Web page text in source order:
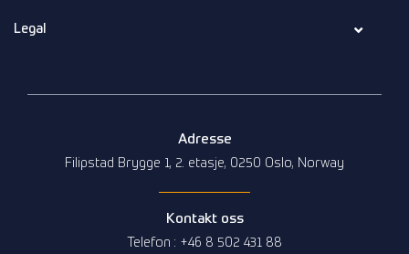
Legal
Adresse
Filipstad Brygge 1, 2. etasje, 0250 Oslo, Norway
Kontakt oss
Telefon : +46 8 502 431 88